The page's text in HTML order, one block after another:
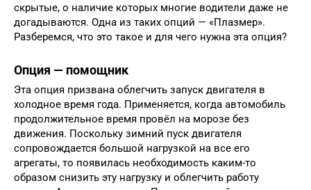
скрытые, о наличие которых многие водители даже не
догадываются. Одна из таких опций — «Плазмер».
Разберемся, что это такое и для чего нужна эта опция?
Опция — помощник
Эта опция призвана облегчить запуск двигателя в
холодное время года. Применяется, когда автомобиль
продолжительное время провёл на морозе без
движения. Поскольку зимний пуск двигателя
сопровождается большой нагрузкой на все его
агрегаты, то появилась необходимость каким-то
образом снизить эту нагрузку и облегчить работу